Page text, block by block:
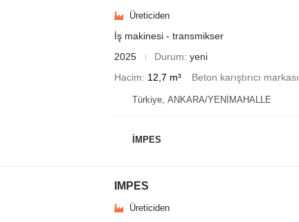
Üreticiden
İş makinesi - transmikser
2025
Durum yeni
Hacim
12,7 m³ Beton karıştırıcı markası
Türkiye, ANKARA/YENİMAHALLE
İMPES
IMPES
Üreticiden